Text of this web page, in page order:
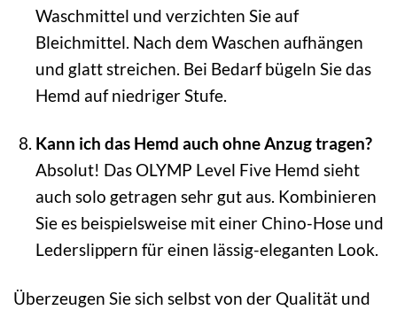
Waschmittel und verzichten Sie auf
Bleichmittel. Nach dem Waschen aufhängen
und glatt streichen. Bei Bedarf bügeln Sie das
Hemd auf niedriger Stufe.
Kann ich das Hemd auch ohne Anzug tragen?
Absolut! Das OLYMP Level Five Hemd sieht
auch solo getragen sehr gut aus. Kombinieren
Sie es beispielsweise mit einer Chino-Hose und
Lederslippern für einen lässig-eleganten Look.
Überzeugen Sie sich selbst von der Qualität und